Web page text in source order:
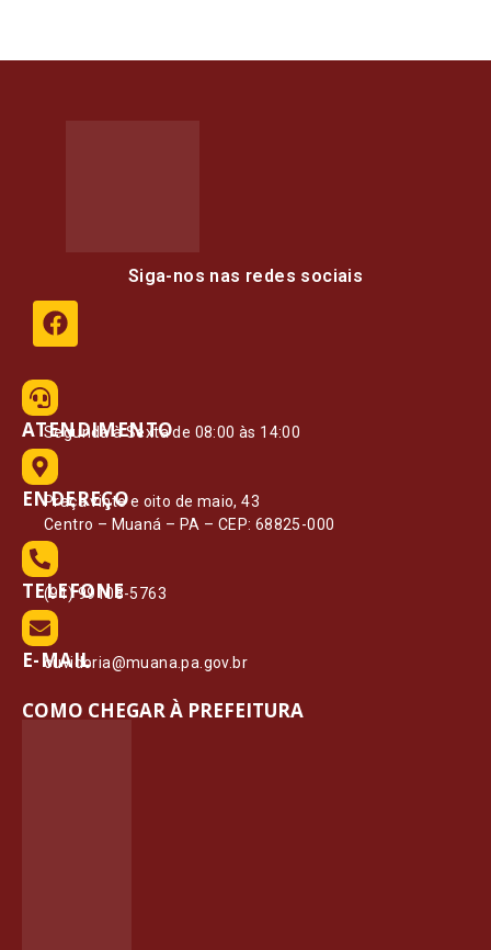
Siga-nos nas redes sociais
ATENDIMENTO
Segunda à Sexta de 08:00 às 14:00
ENDEREÇO
Praça vinte e oito de maio, 43
Centro – Muaná – PA – CEP: 68825-000
TELEFONE
(91) 99108-5763
E-MAIL
ouvidoria@muana.pa.gov.br
COMO CHEGAR À PREFEITURA